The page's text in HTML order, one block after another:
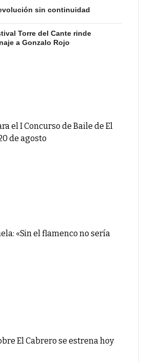
sin continuidad
Torre del Cante rinde
a Gonzalo Rojo
el I Concurso de Baile de El
de agosto
«Sin el flamenco no sería
El Cabrero se estrena hoy